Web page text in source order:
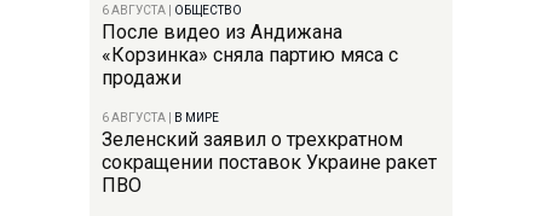
6 АВГУСТА ОБЩЕСТВО
После видео из Андижана
«Корзинка» сняла партию мяса с
продажи
6 АВГУСТА В МИРЕ
Зеленский заявил о трехкратном
сокращении поставок Украине ракет
ПВО